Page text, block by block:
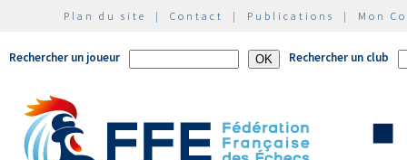
Plan du site | Contact | Publications | Mon
Rechercher un joueur Rechercher un club